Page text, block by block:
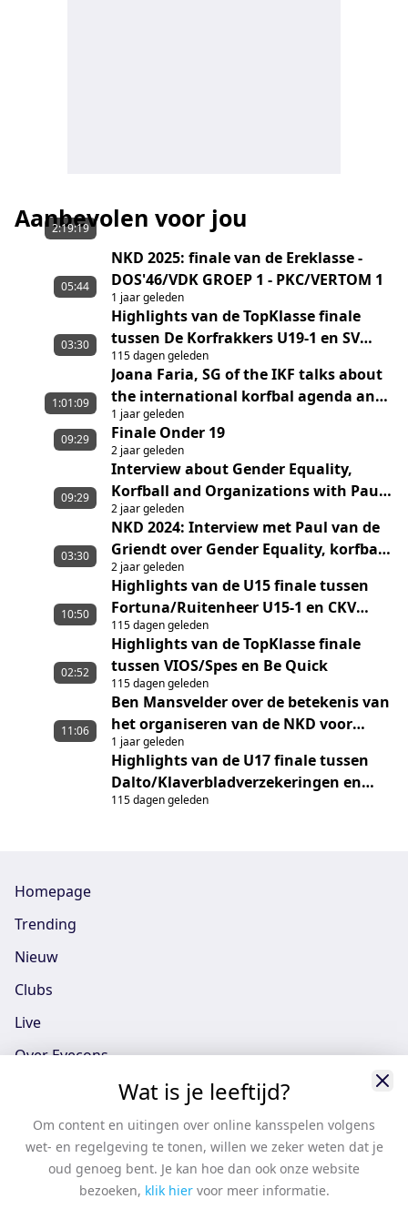
Aanbevolen voor jou
2:19:19
NKD 2025: finale van de Ereklasse -
DOS'46/VDK GROEP 1 - PKC/VERTOM 1
1 jaar geleden
05:44
Highlights van de TopKlasse finale
tussen De Korfrakkers U19-1 en SV
Melderslo/Sporting ST U19-1
115 dagen geleden
03:30
Joana Faria, SG of the IKF talks about
the international korfbal agenda and
the launch of Urban Korfball
1 jaar geleden
1:01:09
Finale Onder 19
2 jaar geleden
09:29
Interview about Gender Equality,
Korfball and Organizations with Paul
van de Griendt with English Subtitles
2 jaar geleden
09:29
NKD 2024: Interview met Paul van de
Griendt over Gender Equality, korfbal
en organisaties
2 jaar geleden
03:30
Highlights van de U15 finale tussen
Fortuna/Ruitenheer U15-1 en CKV
Nieuwerkerk U15-1
115 dagen geleden
10:50
Highlights van de TopKlasse finale
tussen VIOS/Spes en Be Quick
115 dagen geleden
02:52
Ben Mansvelder over de betekenis van
het organiseren van de NKD voor
Dalto/Klaverbladverzekeringen
1 jaar geleden
11:06
Highlights van de U17 finale tussen
Dalto/Klaverbladverzekeringen en
Unitas/Perspectief
115 dagen geleden
Homepage
Trending
Nieuw
Clubs
Live
Over Eyecons
Eyecons App - iOS
Eyecons App - Android
Vacatures
Wat is je leeftijd?
Om content en uitingen over online kansspelen volgens
wet- en regelgeving te tonen, willen we zeker weten dat je
oud genoeg bent. Je kan hoe dan ook onze website
bezoeken, klik hier voor meer informatie.